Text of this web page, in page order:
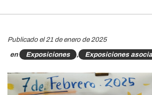
Publicado el 21 de enero de 2025
en
Exposiciones , Exposiciones